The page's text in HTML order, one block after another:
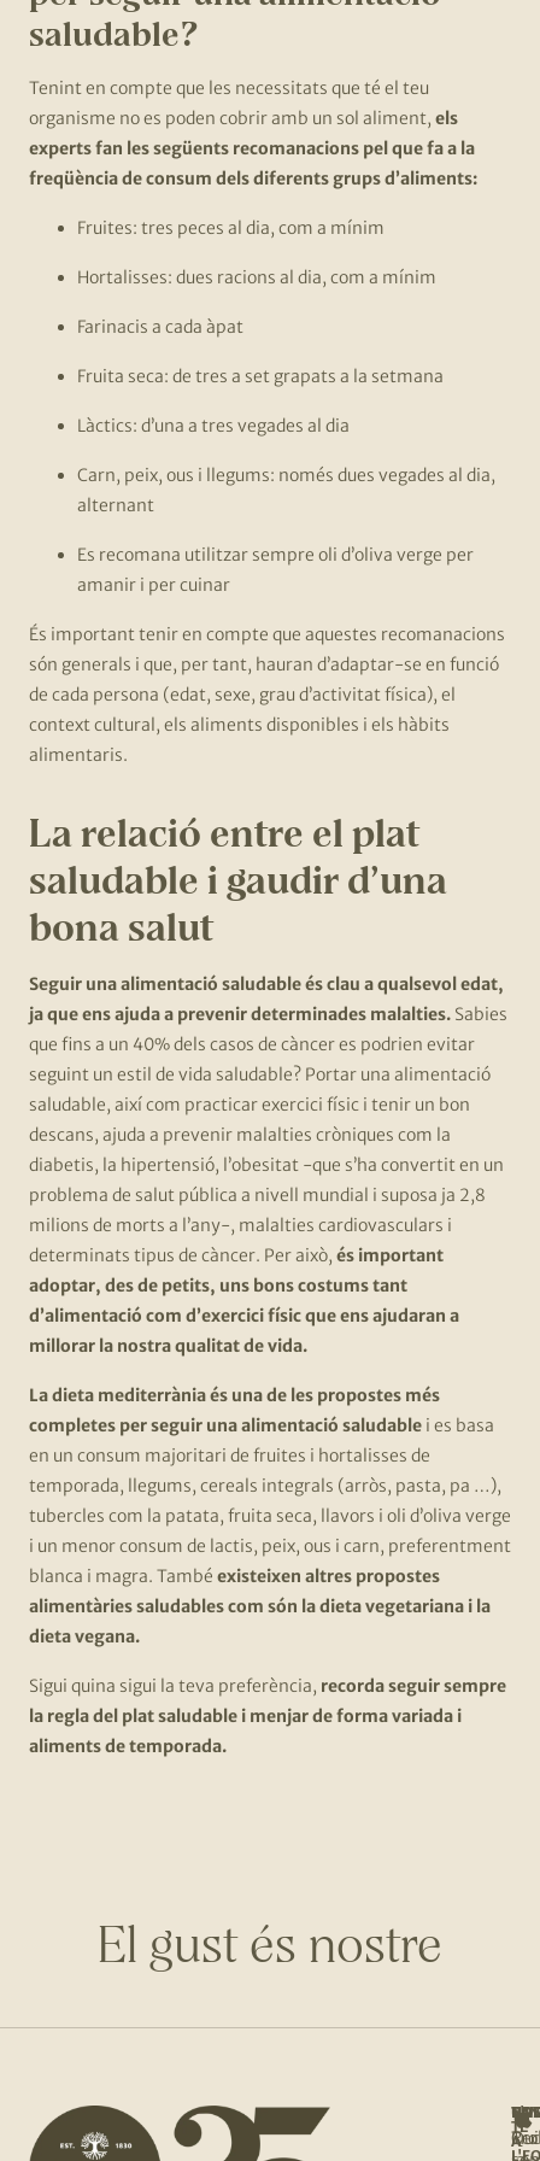
saludable?
Tenint en compte que les necessitats que té el teu
organisme no es poden cobrir amb un sol aliment, els
experts fan les següents recomanacions pel que fa a la
freqüència de consum dels diferents grups d’aliments:
Fruites: tres peces al dia, com a mínim
Hortalisses: dues racions al dia, com a mínim
Farinacis a cada àpat
Fruita seca: de tres a set grapats a la setmana
Làctics: d’una a tres vegades al dia
Carn, peix, ous i llegums: només dues vegades al dia,
alternant
Es recomana utilitzar sempre oli d’oliva verge per
amanir i per cuinar
És important tenir en compte que aquestes recomanacions
són generals i que, per tant, hauran d’adaptar-se en funció
de cada persona (edat, sexe, grau d’activitat física), el
context cultural, els aliments disponibles i els hàbits
alimentaris.
La relació entre el plat
saludable i gaudir d’una
bona salut
Seguir una alimentació saludable és clau a qualsevol edat,
ja que ens ajuda a prevenir determinades malalties. Sabies
que fins a un 40% dels casos de càncer es podrien evitar
seguint un estil de vida saludable? Portar una alimentació
saludable, així com practicar exercici físic i tenir un bon
descans, ajuda a prevenir malalties cròniques com la
diabetis, la hipertensió, l’obesitat -que s’ha convertit en un
problema de salut pública a nivell mundial i suposa ja 2,8
milions de morts a l’any-, malalties cardiovasculars i
determinats tipus de càncer. Per això, és important
adoptar, des de petits, uns bons costums tant
d’alimentació com d’exercici físic que ens ajudaran a
millorar la nostra qualitat de vida.
La dieta mediterrània és una de les propostes més
completes per seguir una alimentació saludable i es basa
en un consum majoritari de fruites i hortalisses de
temporada, llegums, cereals integrals (arròs, pasta, pa …),
tubercles com la patata, fruita seca, llavors i oli d’oliva verge
i un menor consum de lactis, peix, ous i carn, preferentment
blanca i magra. També existeixen altres propostes
alimentàries saludables com són la dieta vegetariana i la
dieta vegana.
Sigui quina sigui la teva preferència, recorda seguir sempre
la regla del plat saludable i menjar de forma variada i
aliments de temporada.
El gust és nostre
Qui
TE
A